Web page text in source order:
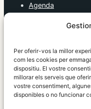
Per oferir-vos la millor
com les cookies per
dispositiu. El vostre
millorar els serveis que
vostre consentiment,
disponibles o no funcionar
Agenda
Política
Societat
Tendències
elRidaura.com